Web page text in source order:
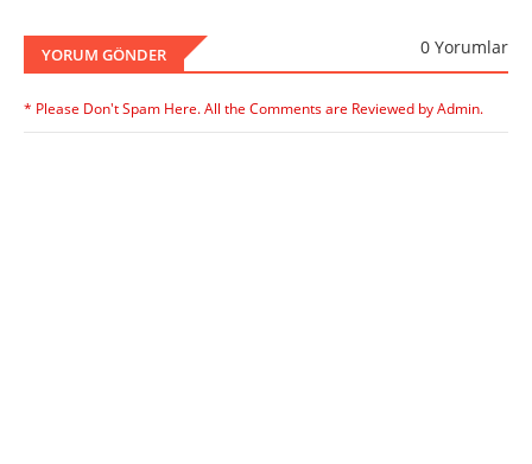
YORUM GÖNDER 0 Yorumlar
* Please Don't Spam Here. All the Comments are Reviewed by Admin.